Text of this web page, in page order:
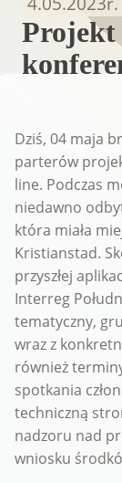
Projekt
Dziś, 04 maja
parterów
line. Podczas
niedawno
która miała
Kristianstad.
przyszłej
Interreg
tematyczny,
wraz z
również
spotkania
techniczną
nadzoru nad
wniosku